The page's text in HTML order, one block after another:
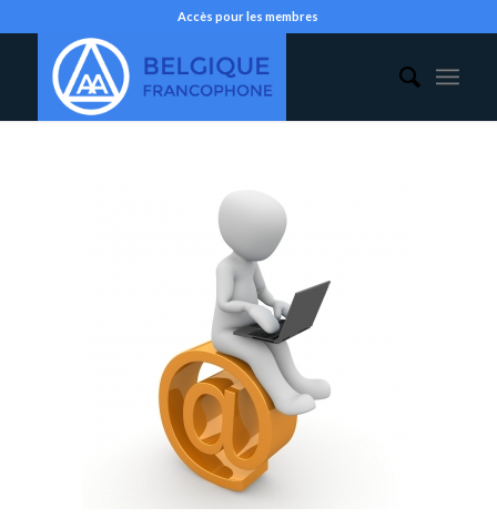
Accès pour les membres